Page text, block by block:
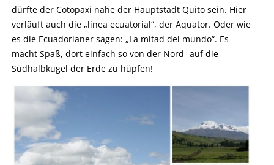
dürfte der Cotopaxi nahe der Hauptstadt Quito sein. Hier
verläuft auch die „línea ecuatorial“, der Äquator. Oder wie
es die Ecuadorianer sagen: „La mitad del mundo“. Es
macht Spaß, dort einfach so von der Nord- auf die
Südhalbkugel der Erde zu hüpfen!